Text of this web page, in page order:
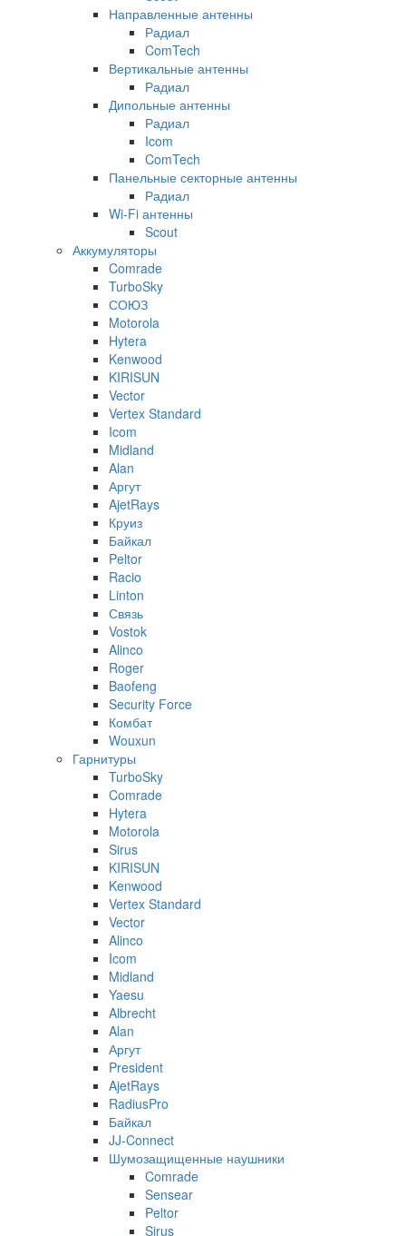
Направленные антенны
Радиал
ComTech
Вертикальные антенны
Радиал
Дипольные антенны
Радиал
Icom
ComTech
Панельные секторные антенны
Радиал
Wi-Fi антенны
Scout
Аккумуляторы
Comrade
TurboSky
СОЮЗ
Motorola
Hytera
Kenwood
KIRISUN
Vector
Vertex Standard
Icom
Midland
Alan
Аргут
AjetRays
Круиз
Байкал
Peltor
Racio
Linton
Связь
Vostok
Alinco
Roger
Baofeng
Security Force
Комбат
Wouxun
Гарнитуры
TurboSky
Comrade
Hytera
Motorola
Sirus
KIRISUN
Kenwood
Vertex Standard
Vector
Alinco
Icom
Midland
Yaesu
Albrecht
Alan
Аргут
President
AjetRays
RadiusPro
Байкал
JJ-Connect
Шумозащищенные наушники
Comrade
Sensear
Peltor
Sirus